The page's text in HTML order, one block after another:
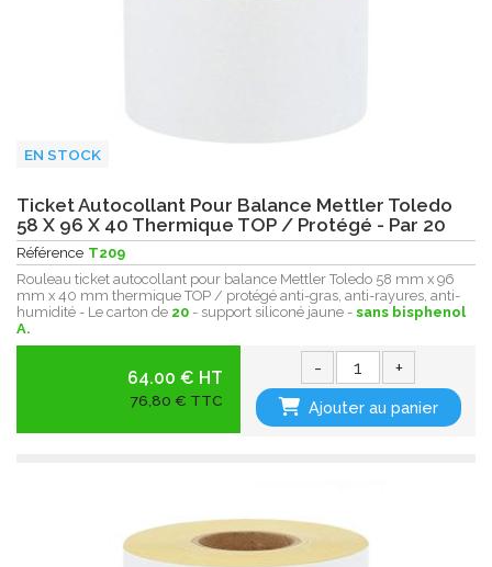
EN STOCK
Ticket Autocollant Pour Balance Mettler Toledo
58 X 96 X 40 Thermique TOP / Protégé - Par 20
Référence T209
Rouleau ticket autocollant pour balance Mettler Toledo 58 mm x 96
mm x 40 mm thermique TOP / protégé anti-gras, anti-rayures, anti-
humidité - Le carton de 20 - support siliconé jaune - sans bisphenol
A.
64.00 € HT
76,80 € TTC
- +
Ajouter au panier